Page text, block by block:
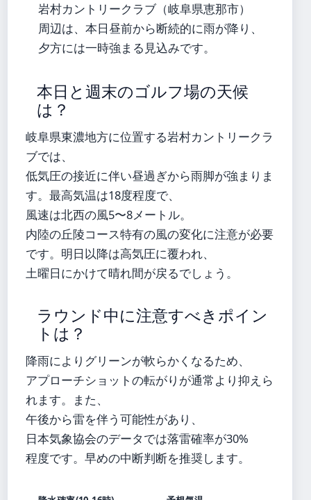
岩村カントリークラブ（岐阜県恵那市）
周辺は、本日昼前から断続的に雨が降り、
夕方には一時強まる見込みです。
本日と週末のゴルフ場の天候
は？
岐阜県東濃地方に位置する岩村カントリークラ
ブでは、
低気圧の接近に伴い昼過ぎから雨脚が強まりま
す。最高気温は18度程度で、
風速は北西の風5〜8メートル。
内陸の丘陵コース特有の風の変化に注意が必要
です。明日以降は高気圧に覆われ、
土曜日にかけて晴れ間が戻るでしょう。
ラウンド中に注意すべきポイン
トは？
降雨によりグリーンが軟らかくなるため、
アプローチショットの転がりが通常より抑えら
れます。また、
午後から雷を伴う可能性があり、
日本気象協会のデータでは落雷確率が30%
程度です。早めの中断判断を推奨します。